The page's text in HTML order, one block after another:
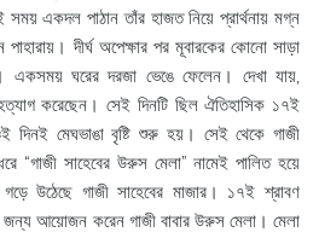
সময় একদল পাঠান তাঁর হাজত নিয়ে প্রার্থনায় মগ্ন
দীর্ঘ অপেক্ষার পর মূবারকের কোনো সাড়া
একসময় ঘরের দরজা ভেঙে ফেলেন। দেখা যায়,
করেছেন। সেই দিনটি ছিল ঐতিহাসিক ১৭ই
দিনই মেঘভাঙা বৃষ্টি শুরু হয়। সেই থেকে গাজী
“গাজী সাহেবের উরুস মেলা” নামেই পালিত হয়ে
উঠেছে গাজী সাহেবের মাজার। ১৭ই শ্রাবণ
জন্য আয়োজন করেন গাজী বাবার উরুস মেলা। মেলা